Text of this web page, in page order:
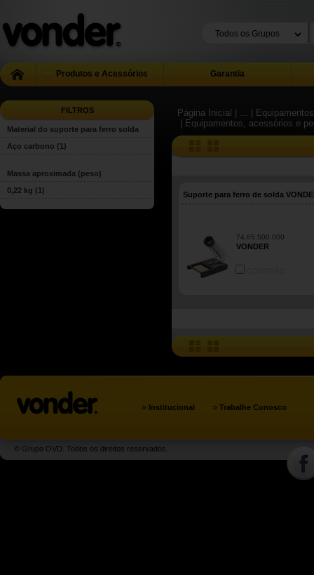
Produtos e Acessórios Garantia
FILTROS
Material do suporte para ferro solda
Aço carbono (1)
Massa aproximada (peso)
0,22 kg (1)
Página Inicial | ...
|
| Equipamentos, acessórios e
Suporte para ferro de solda
74.65.500.000
VONDER
» Institucional » Trabalhe Conosco
© Grupo OVD. Todos os direitos reservados.